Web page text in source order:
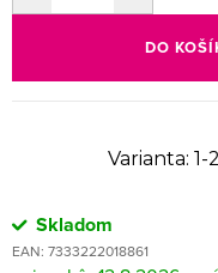
DO
Varianta: 1-
Skladom
EAN: 7333222018861